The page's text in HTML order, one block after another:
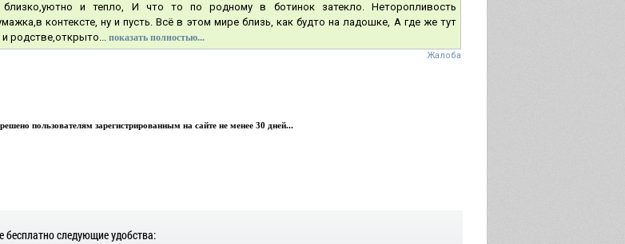
и тепло, И что то по родному в ботинок затекло. Неторопливость
контексте, ну и пусть. Всё в этом мире близь, как будто на ладошке, А где же тут
родстве,открыто... показать полностью...
Жалоба
пользователям зарегистрированным на сайте не менее 30 дней...
бесплатно следующие удобства: